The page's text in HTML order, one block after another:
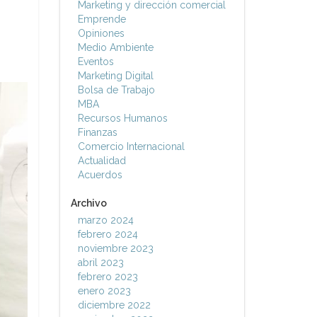
Marketing y dirección comercial
Emprende
Opiniones
Medio Ambiente
Eventos
Marketing Digital
Bolsa de Trabajo
MBA
Recursos Humanos
Finanzas
Comercio Internacional
Actualidad
Acuerdos
Archivo
marzo 2024
febrero 2024
noviembre 2023
abril 2023
febrero 2023
enero 2023
diciembre 2022